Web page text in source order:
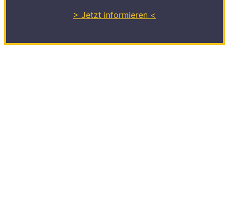
> Jetzt informieren <